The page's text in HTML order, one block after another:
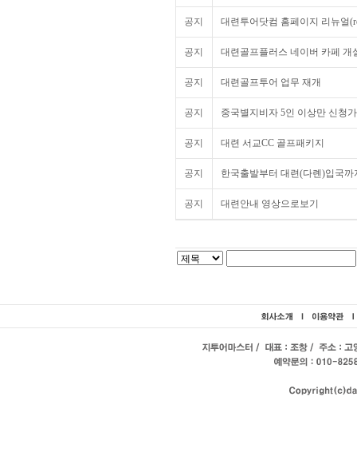
공지 대련투어닷컴 홈페이지 리뉴얼
공지 대련골프플러스 네이버 카페 개
공지 대련골프투어 업무 재개
공지 중국별지비자 5인 이상만 신청
공지 대련 서교CC 골프패키지
공지 한국출발부터 대련(다롄)입국까
공지 대련안내 영상으로보기